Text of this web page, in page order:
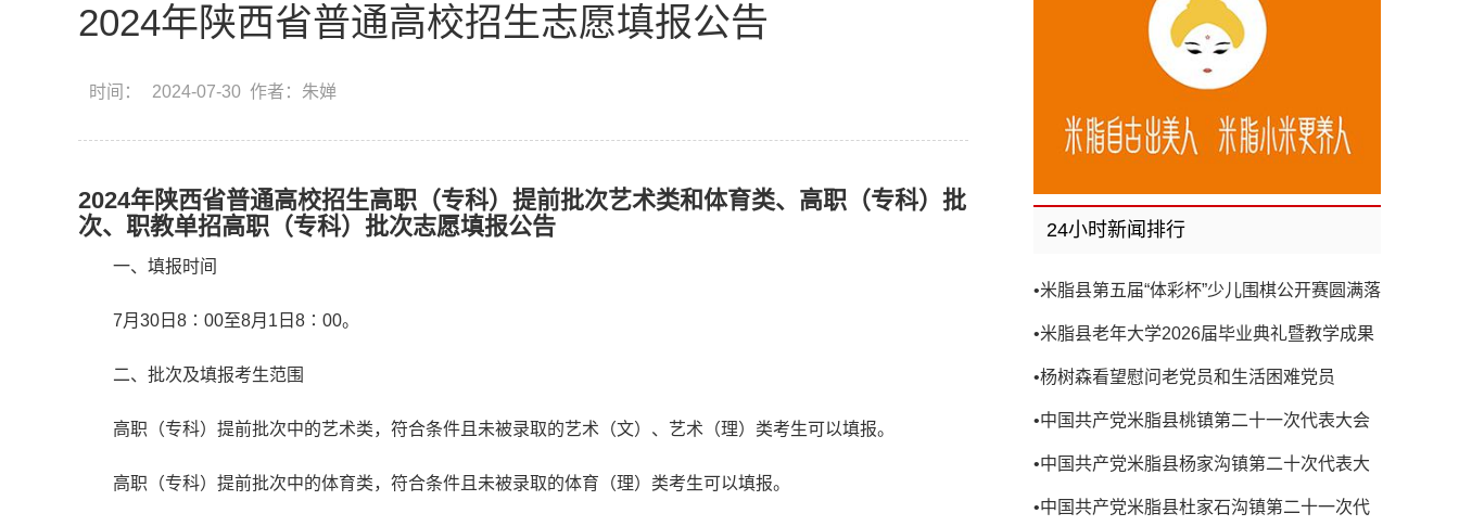
2024年陕西省普通高校招生志愿填报公告
时间： 2024-07-30 作者：朱婵
2024年陕西省普通高校招生高职（专科）提前批次艺术类和体育类、高职（专科）批
次、职教单招高职（专科）批次志愿填报公告
一、填报时间
7月30日8∶00至8月1日8∶00。
二、批次及填报考生范围
高职（专科）提前批次中的艺术类，符合条件且未被录取的艺术（文）、艺术（理）类考生可以填报。
高职（专科）提前批次中的体育类，符合条件且未被录取的体育（理）类考生可以填报。
24小时新闻排行
•米脂县第五届“体彩杯”少儿围棋公开赛圆满落
•米脂县老年大学2026届毕业典礼暨教学成果
•杨树森看望慰问老党员和生活困难党员
•中国共产党米脂县桃镇第二十一次代表大会
•中国共产党米脂县杨家沟镇第二十次代表大
•中国共产党米脂县杜家石沟镇第二十一次代